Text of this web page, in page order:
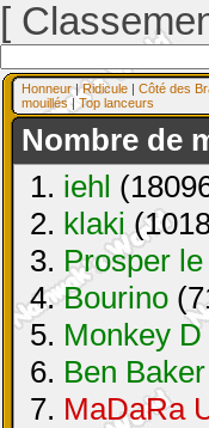
[
Honneur|Ridicule | Côté des
mouillés| Top lanceurs
Nombre de
1. iehl
2. klaki
3. Prosper
4.Bourino
5. Monkey
6. Ben Baker
7. MaDaRa